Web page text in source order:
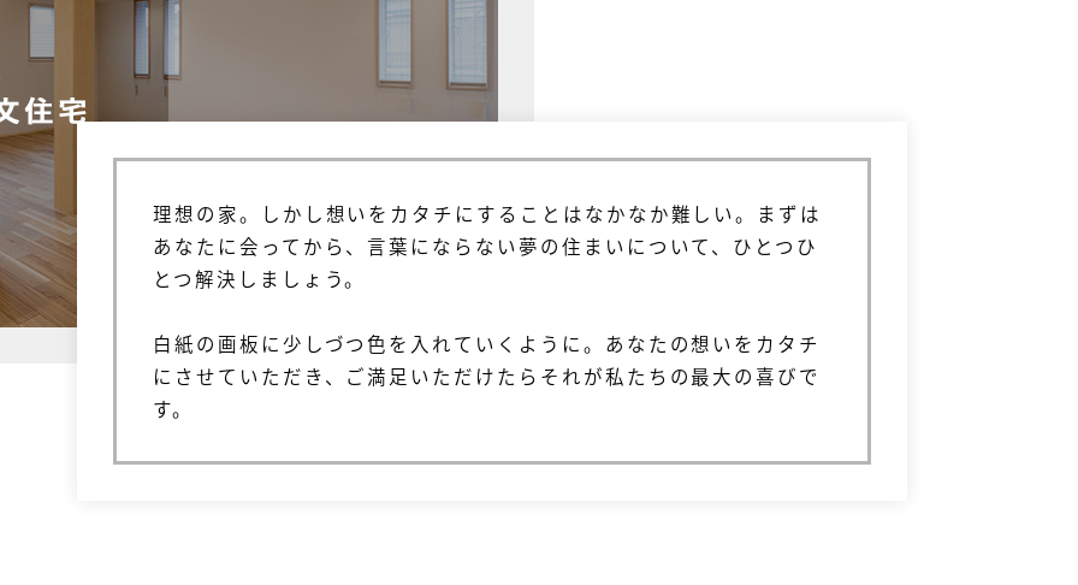
理想の家。しかし想いをカタチにすることはなかなか難しい。まずは
あなたに会ってから、言葉にならない夢の住まいについて、ひとつひ
とつ解決しましょう。
白紙の画板に少しづつ色を入れていくように。あなたの想いをカタチ
にさせていただき、ご満足いただけたらそれが私たちの最大の喜びで
す。